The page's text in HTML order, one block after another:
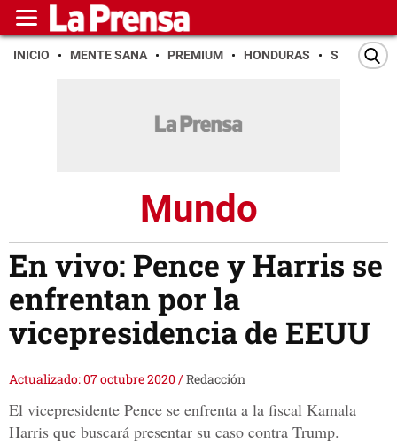
INICIO MENTE SANA PREMIUM HONDURAS SAN PEDRO
Mundo
En vivo: Pence y Harris se
enfrentan por la
vicepresidencia de EEUU
Actualizado: 07 octubre 2020/Redacción
El vicepresidente Pence se enfrenta a la fiscal Kamala
Harris que buscará presentar su caso contra Trump.